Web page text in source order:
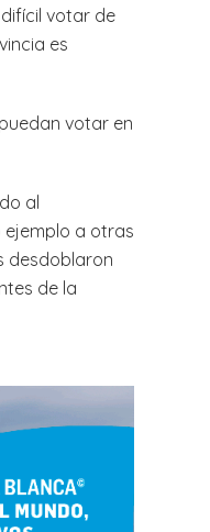
votar de
es
votar en
al
ejemplo a otras
desdoblaron
de la